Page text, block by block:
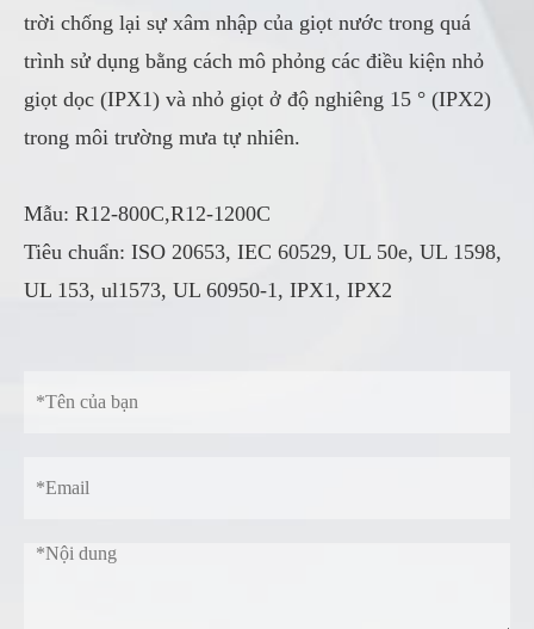
trời chống lại sự xâm nhập của giọt nước trong quá
trình sử dụng bằng cách mô phỏng các điều kiện nhỏ
giọt dọc (IPX1) và nhỏ giọt ở độ nghiêng 15 ° (IPX2)
trong môi trường mưa tự nhiên.
Mẫu: R12-800C,R12-1200C
Tiêu chuẩn: ISO 20653, IEC 60529, UL 50e, UL 1598,
UL 153, ul1573, UL 60950-1, IPX1, IPX2